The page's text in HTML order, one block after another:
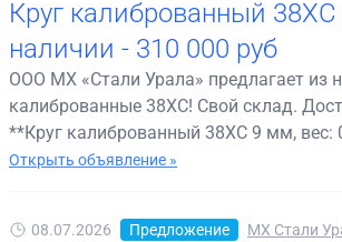
Круг калиброванный
наличии - 310 000 руб
ООО МХ «Стали Урала» предлагает из
калиброванные 38ХС! Свой склад.
**Круг калиброванный 38ХС 9 мм, вес:
Открыть объявление »
08.07.2026 Предложение МХ Стали